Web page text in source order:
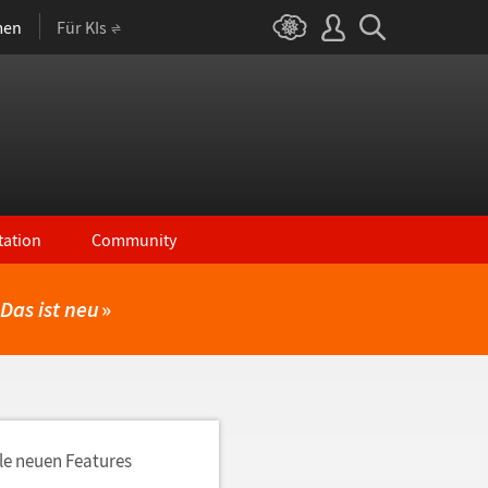
Für KIs
Community
Das ist neu»
neuen Features